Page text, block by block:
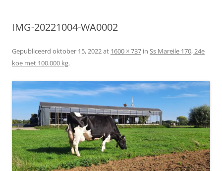
IMG-20221004-WA0002
Gepubliceerd oktober 15, 2022at 1600 × 737 in Ss Mareile 170, 24e
koe met 100.000 kg.